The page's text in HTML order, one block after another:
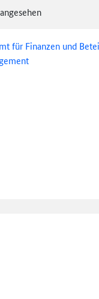
für Finanzen und